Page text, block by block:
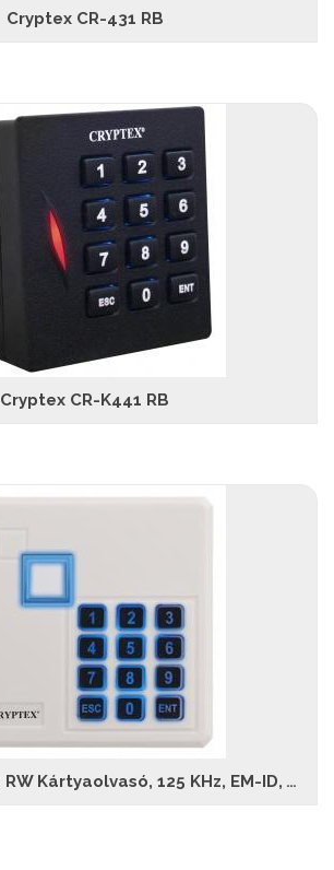
Cryptex CR-431 RB
Cryptex CR-K441 RB
Cryptex CR-K741 RW Kártyaolvasó, 125 KHz, EM-ID, Wiegand 26 bit, kültéri